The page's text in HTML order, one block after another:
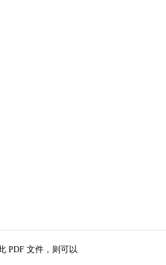
PDF 文件，则可以